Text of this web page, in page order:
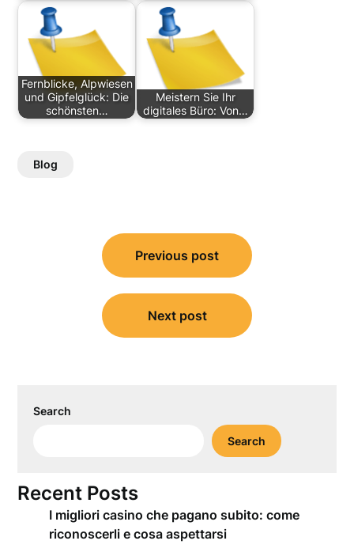
Fernblicke, Alpwiesen
und Gipfelglück: Die
schönsten…
Meistern Sie Ihr
digitales Büro: Von…
Blog
navigation
Previous post
Next post
Search
Search
Recent Posts
I migliori casino che pagano subito: come
riconoscerli e cosa aspettarsi